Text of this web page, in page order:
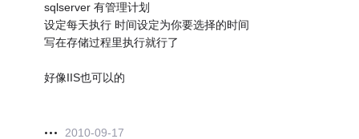
sqlserver 有管理计划
设定每天执行 时间设定为你要选择的时间
写在存储过程里执行就行了
好像IIS也可以的
2010-09-17